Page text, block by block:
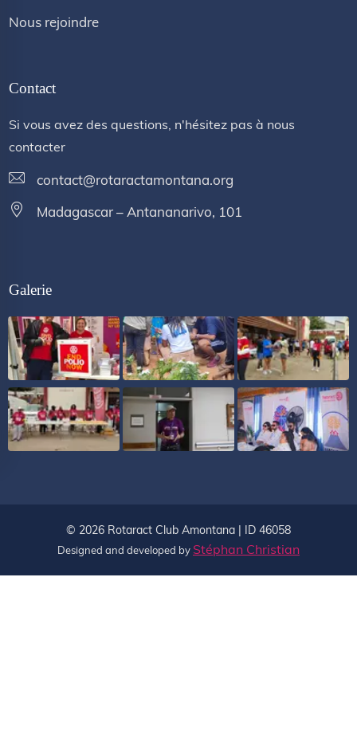
Nous rejoindre
Contact
Si vous avez des questions, n'hésitez pas à nous
contacter
contact@rotaractamontana.org
Madagascar – Antananarivo, 101
Galerie
© 2026 Rotaract Club Amontana | ID 46058
Designed and developed by Stéphan Christian